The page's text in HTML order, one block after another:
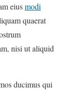
eiusmodi
quaerat
nisi ut aliquid
ducimus qui